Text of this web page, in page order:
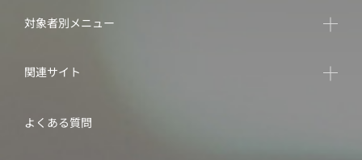
対象者別メニュー
関連サイト
よくある質問